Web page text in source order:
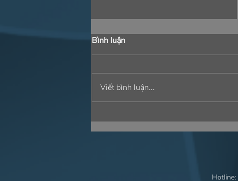
DIỆN: ĐỘT PHÁ TRONG
Bình luận
Viết bình luận...
Hotline: